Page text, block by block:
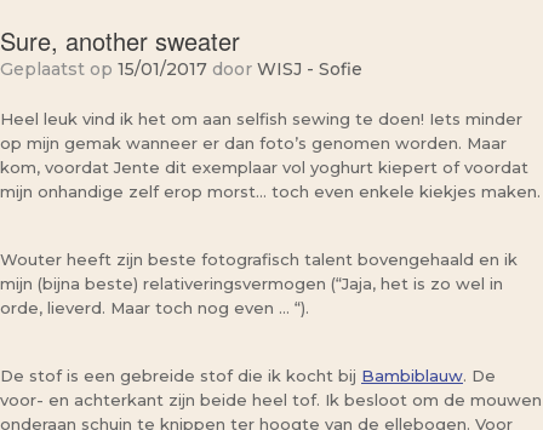
Sure, another sweater
Geplaatst op 15/01/2017 door WISJ - Sofie
Heel leuk vind ik het om aan selfish sewing te doen! Iets minder
op mijn gemak wanneer er dan foto’s genomen worden. Maar
kom, voordat Jente dit exemplaar vol yoghurt kiepert of voordat
mijn onhandige zelf erop morst… toch even enkele kiekjes maken.
Wouter heeft zijn beste fotografisch talent bovengehaald en ik
mijn (bijna beste) relativeringsvermogen (“Jaja, het is zo wel in
orde, lieverd. Maar toch nog even … “).
De stof is een gebreide stof die ik kocht bij Bambiblauw. De
voor- en achterkant zijn beide heel tof. Ik besloot om de mouwen
onderaan schuin te knippen ter hoogte van de ellebogen. Voor